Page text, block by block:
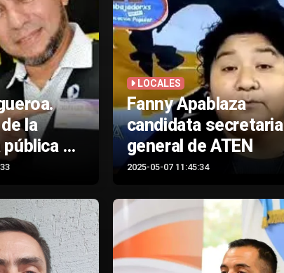
la
en
LOCALES
Fanny Apablaza
candidata secretaria
general de ATEN
2025-05-07 11:45:34